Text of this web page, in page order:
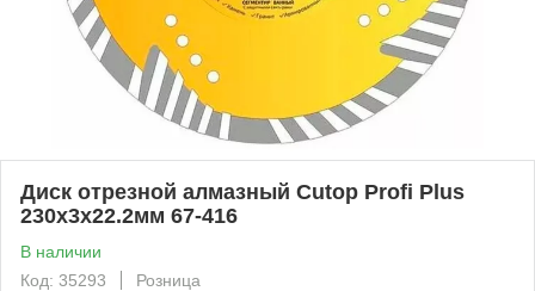
Диск отрезной алмазный Cutop Profi Plus
230х3х22.2мм 67-416
В наличии
Код: 35293
Розница